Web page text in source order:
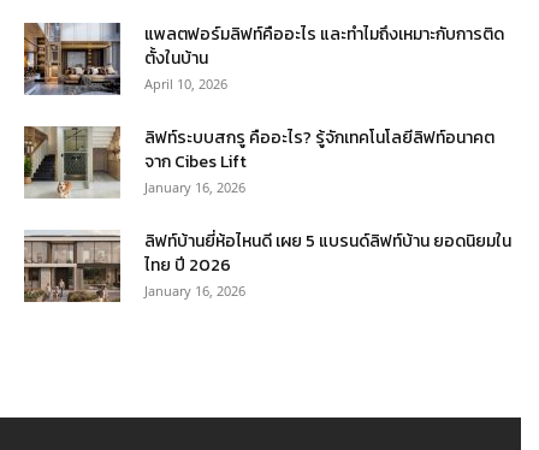
แพลตฟอร์มลิฟท์คืออะไร และทำไมถึงเหมาะกับการติด
ตั้งในบ้าน
April 10, 2026
ลิฟท์ระบบสกรู คืออะไร? รู้จักเทคโนโลยีลิฟท์อนาคต
จาก Cibes Lift
January 16, 2026
ลิฟท์บ้านยี่ห้อไหนดี เผย 5 แบรนด์ลิฟท์บ้าน ยอดนิยมใน
ไทย ปี 2026
January 16, 2026